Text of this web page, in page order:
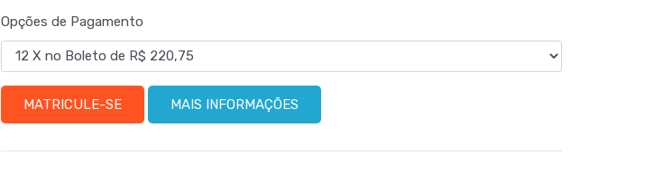
Opções de Pagamento
MATRICULE-SE MAIS INFORMAÇÕES